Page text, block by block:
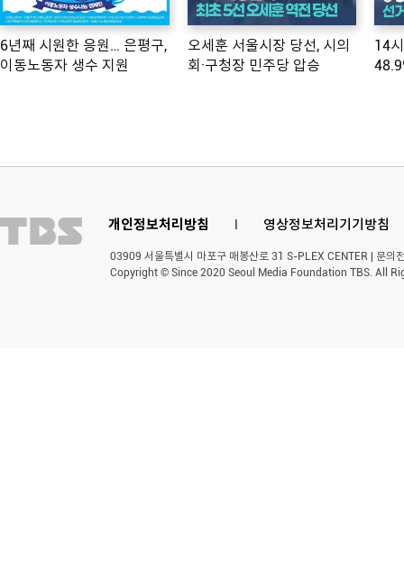
6년째 시원한 응원… 은평구,
이동노동자 생수 지원
오세훈 서울시장 당선, 시의
회·구청장 민주당 압승
14
개인정보처리방침 영상정보처리기기방침
03909 서울특별시 마포구 매봉산로 31 S-PLEX CENTER | 문
Copyright © Since 2020 Seoul Media Foundation TBS. All